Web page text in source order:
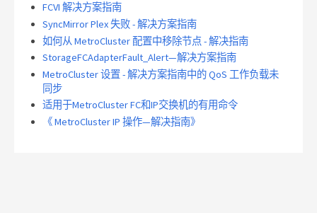
FCVI 解决方案指南
SyncMirror Plex 失败 - 解决方案指南
如何从 MetroCluster 配置中移除节点 - 解决指南
StorageFCAdapterFault_Alert—解决方案指南
MetroCluster 设置 - 解决方案指南中的 QoS 工作负载未
同步
适用于MetroCluster FC和IP交换机的有用命令
《 MetroCluster IP 操作—解决指南》